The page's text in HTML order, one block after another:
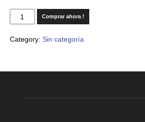
Comprar ahora !
Category: Sin categoría